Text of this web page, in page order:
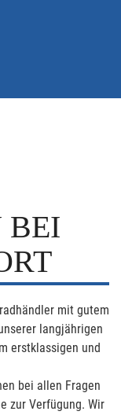
BEI
mit gutem
langjährigen
erstklassigen und
bei allen Fragen
zur Verfügung. Wir